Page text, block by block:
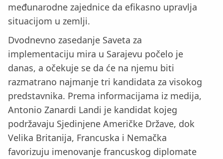
međunarodne zajednice da efikasno upravlja
situacijom u zemlji.
Dvodnevno zasedanje Saveta za
implementaciju mira u Sarajevu počelo je
danas, a očekuje se da će na njemu biti
razmatrano najmanje tri kandidata za visokog
predstavnika. Prema informacijama iz medija,
Antonio Zanardi Landi je kandidat kojeg
podržavaju Sjedinjene Američke Države, dok
Velika Britanija, Francuska i Nemačka
favorizuju imenovanje francuskog diplomate